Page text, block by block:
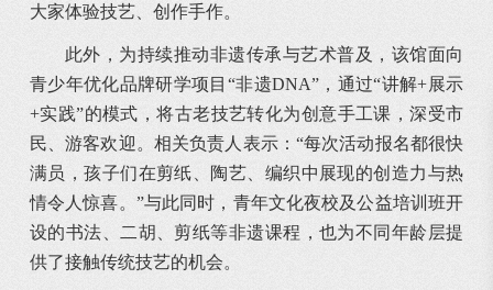
大家体验技艺、创作手作。
此外，为持续推动非遗传承与艺术普及，该馆面向
青少年优化品牌研学项目“非遗DNA”，通过“讲解+展示
+实践”的模式，将古老技艺转化为创意手工课，深受市
民、游客欢迎。相关负责人表示：“每次活动报名都很快
满员，孩子们在剪纸、陶艺、编织中展现的创造力与热
情令人惊喜。”与此同时，青年文化夜校及公益培训班开
设的书法、二胡、剪纸等非遗课程，也为不同年龄层提
供了接触传统技艺的机会。